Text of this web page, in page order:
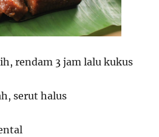
rendam 3 jam lalu kukus
serut halus